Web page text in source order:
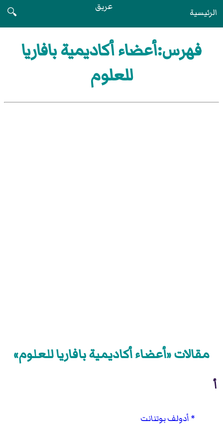
الرئيسية عريق
🔍
فهرس:أعضاء أكاديمية بافاريا
للعلوم
مقالات «أعضاء أكاديمية بافاريا للعلوم»
أ
أدولف بوتنانت